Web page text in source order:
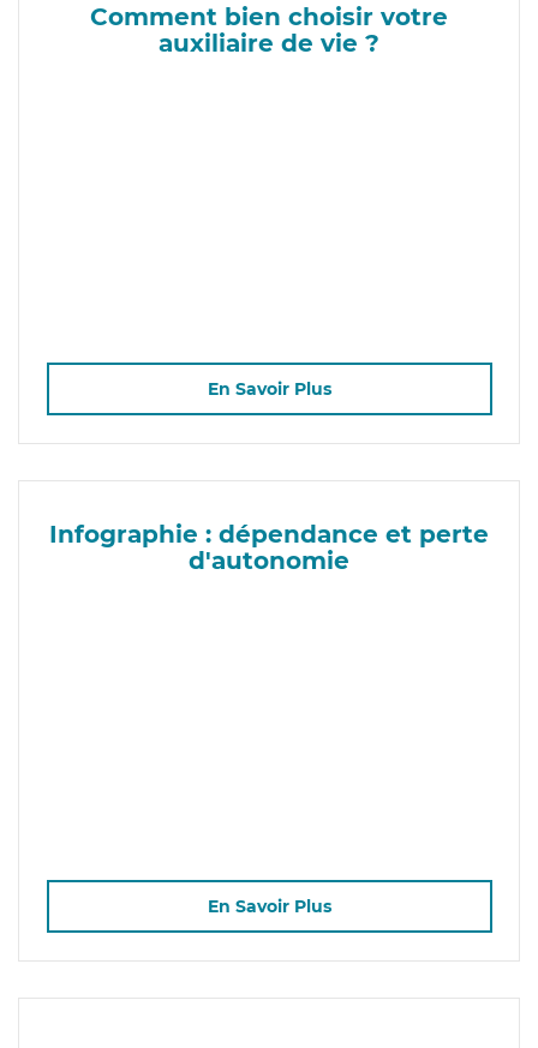
Comment bien choisir votre
auxiliaire de vie ?
En Savoir Plus
Infographie : dépendance et perte
d'autonomie
En Savoir Plus